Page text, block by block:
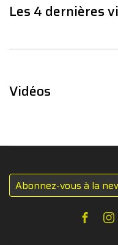
Les 4 dernières
Vidéos
Abonnez-vous à la